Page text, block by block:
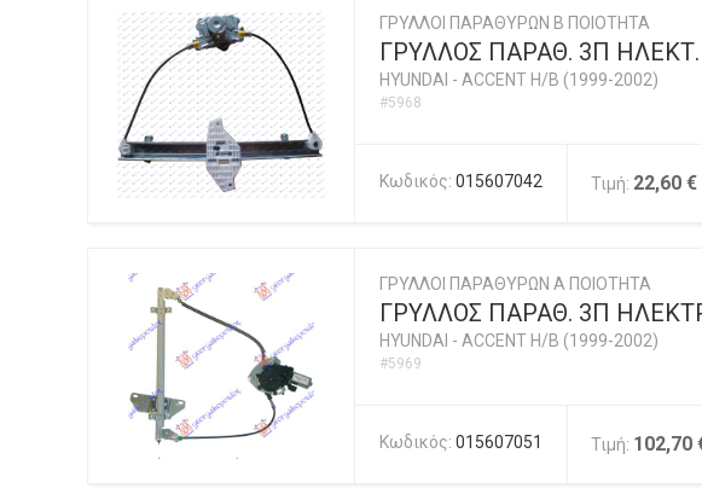
ΓΡΥΛΛΟΙ ΠΑΡΑΘΥΡΩΝ Β ΠΟΙΟΤΗΤΑ
ΓΡΥΛΛΟΣ ΠΑΡΑΘ. 3Π
HYUNDAI - ACCENT H/B (1999-2002)
#5968
Κωδικός: 015607042 Τιμή: 22,60 €
ΓΡΥΛΛΟΙ ΠΑΡΑΘΥΡΩΝ Α ΠΟΙΟΤΗΤΑ
ΓΡΥΛΛΟΣ ΠΑΡΑΘ. 3Π
HYUNDAI - ACCENT H/B (1999-2002)
#5969
Κωδικός: 015607051 Τιμή: 102,70